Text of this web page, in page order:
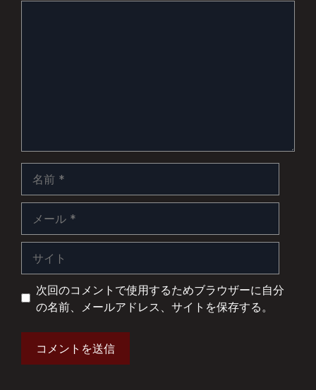
ル
次回のコメントで使用するためブラウザーに自分
の名前、メールアドレス、サイトを保存する。